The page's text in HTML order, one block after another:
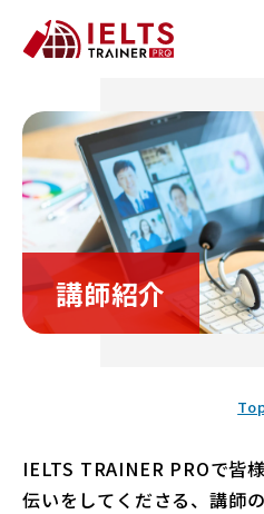
はじめての方へ
オンライン学習
コース・料金
講師・テキスト
保
講師紹介
IELTS TRAINER PROで皆
伝いをしてくださる、講師